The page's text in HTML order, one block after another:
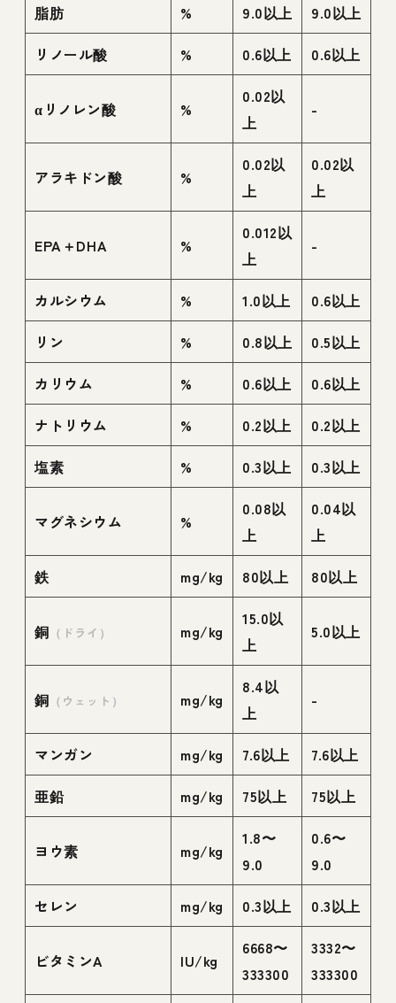
脂肪
% 9.0以上
9.0以上
リノール酸
% 0.6以上 0.6以上
αリノレン酸 %
0.02以
上
-
アラキドン酸 %
0.02以
上
0.02以
上
EPA＋DHA %
0.012以
上
-
カルシウム % 1.0以上
0.6以上
リン
% 0.8以上
0.5以上
カリウム
% 0.6以上
0.6以上
ナトリウム
% 0.2以上
0.2以上
塩素
% 0.3以上 0.3以上
マグネシウム %
0.08以
上
0.04以
上
鉄
mg/kg 80以上 80以上
銅 （ドライ） mg/kg
15.0以
上
5.0以上
銅 （ウェット） mg/kg
8.4以
上
-
マンガン mg/kg 7.6以上
7.6以上
亜鉛
mg/kg 75以上 75以上
ヨウ素 mg/kg
1.8〜
9.0
0.6〜
9.0
セレン
mg/kg 0.3以上 0.3以上
ビタミンA IU/kg
6668〜
333300
3332〜
333300